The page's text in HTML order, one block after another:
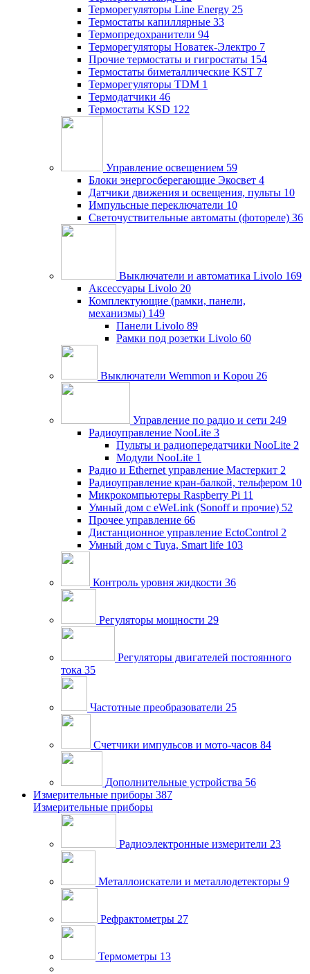
Терморегуляторы Line Energy 25
Термостаты капиллярные 33
Термопредохранители 94
Терморегуляторы Новатек-Электро 7
Прочие термостаты и гигростаты 154
Термостаты биметаллические KST 7
Терморегуляторы TDM 1
Термодатчики 46
Термостаты KSD 122
Управление освещением 59
Блоки энергосберегающие Экосвет 4
Датчики движения и освещения, пульты 10
Импульсные переключатели 10
Светочуствительные автоматы (фотореле) 36
Выключатели и автоматика Livolo 169
Аксессуары Livolo 20
Комплектующие (рамки, панели,
механизмы) 149
Панели Livolo 89
Рамки под розетки Livolo 60
Выключатели Wemmon и Kopou 26
Управление по радио и сети 249
Радиоуправление NooLite 3
Пульты и радиопередатчики NooLite 2
Модули NooLite 1
Радио и Ethernet управление Мастеркит 2
Радиоуправление кран-балкой, тельфером 10
Микрокомпьютеры Raspberry Pi 11
Умный дом c eWeLink (Sonoff и прочие) 52
Прочее управление 66
Дистанционное управление EctoControl 2
Умный дом с Tuya, Smart life 103
Контроль уровня жидкости 36
Регуляторы мощности 29
Регуляторы двигателей постоянного
тока 35
Частотные преобразователи 25
Счетчики импульсов и мото-часов 84
Дополнительные устройства 56
Измерительные приборы 387
Измерительные приборы
Радиоэлектронные измерители 23
Металлоискатели и металлодетекторы 9
Рефрактометры 27
Термометры 13